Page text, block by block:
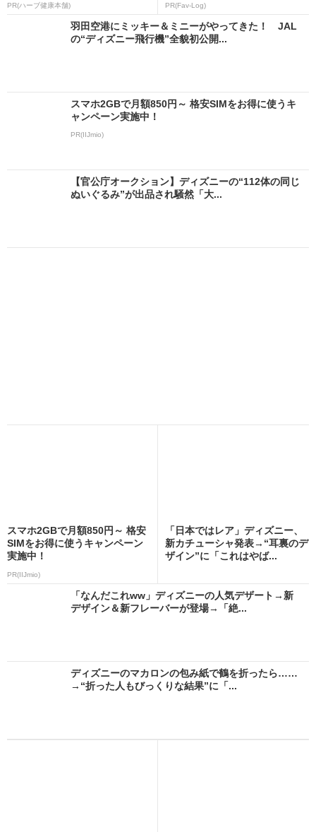
PR(ハーブ健康本舗) PR(Fav-Log)
羽田空港にミッキー＆ミニーがやってきた！ JAL
の“ディズニー飛行機”全貌初公開...
スマホ2GBで月額850円～ 格安SIMをお得に使うキ
ャンペーン実施中！
PR(IIJmio)
【官公庁オークション】ディズニーの“112体の同じ
ぬいぐるみ”が出品され騒然「大...
スマホ2GBで月額850円～ 格安
SIMをお得に使うキャンペーン
実施中！
PR(IIJmio)
「日本ではレア」ディズニー、
新カチューシャ発表→“耳裏のデ
ザイン”に「これはやば...
「なんだこれww」ディズニーの人気デザート→新
デザイン＆新フレーバーが登場→「絶...
ディズニーのマカロンの包み紙で鶴を折ったら……
→“折った人もびっくりな結果”に「...